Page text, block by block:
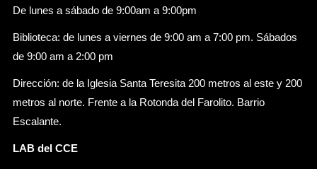
De lunes a sábado de 9:00am a 9:00pm
Biblioteca: de lunes a viernes de 9:00 am a 7:00 pm. Sábados
de 9:00 am a 2:00 pm
Dirección: de la Iglesia Santa Teresita 200 metros al este y 200
metros al norte. Frente a la Rotonda del Farolito. Barrio
Escalante.
LAB del CCE